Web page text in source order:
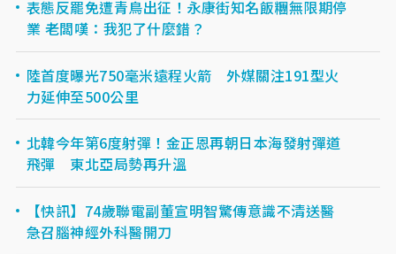
表態反罷免遭青鳥出征！永康街知名飯糰無限期停
業 老闆嘆：我犯了什麼錯？
陸首度曝光750毫米遠程火箭 外媒關注191型火
力延伸至500公里
北韓今年第6度射彈！金正恩再朝日本海發射彈道
飛彈 東北亞局勢再升溫
【快訊】74歲聯電副董宣明智驚傳意識不清送醫
急召腦神經外科醫開刀